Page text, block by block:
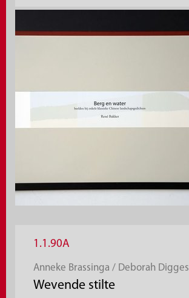
1.1.90A
Anneke Brassinga / Deborah Digges
Wevende stilte